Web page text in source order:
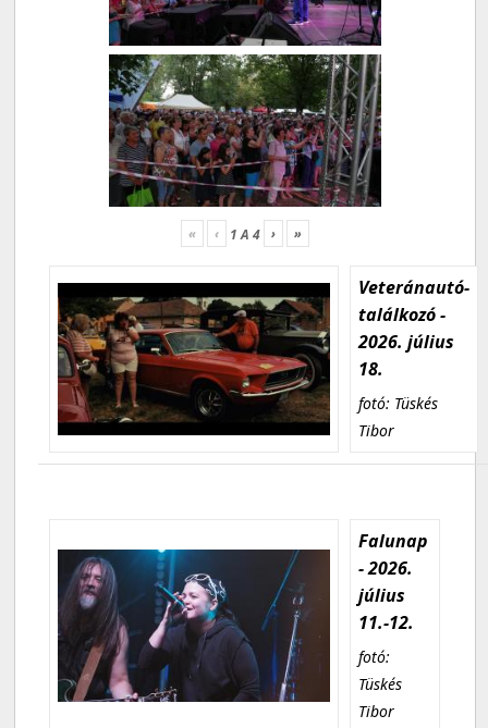
« ‹ 1A 4 › »
Veteránautó-
találkozó -
2026. július
18.
fotó: Tüskés
Tibor
Falunap
- 2026.
július
11.-12.
fotó:
Tüskés
Tibor